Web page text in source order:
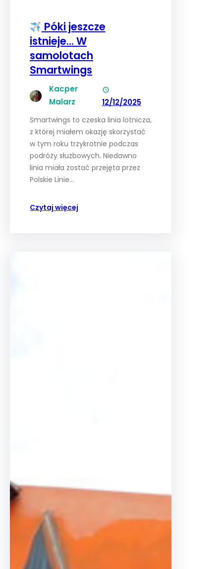
Póki jeszcze
istnieje… W
samolotach
Smartwings
Kacper
Malarz
12/12/2025
Smartwings to czeska linia lotnicza,
z której miałem okazję skorzystać
w tym roku trzykrotnie podczas
podróży służbowych. Niedawno
linia miała zostać przejęta przez
Polskie Linie…
Czytaj więcej